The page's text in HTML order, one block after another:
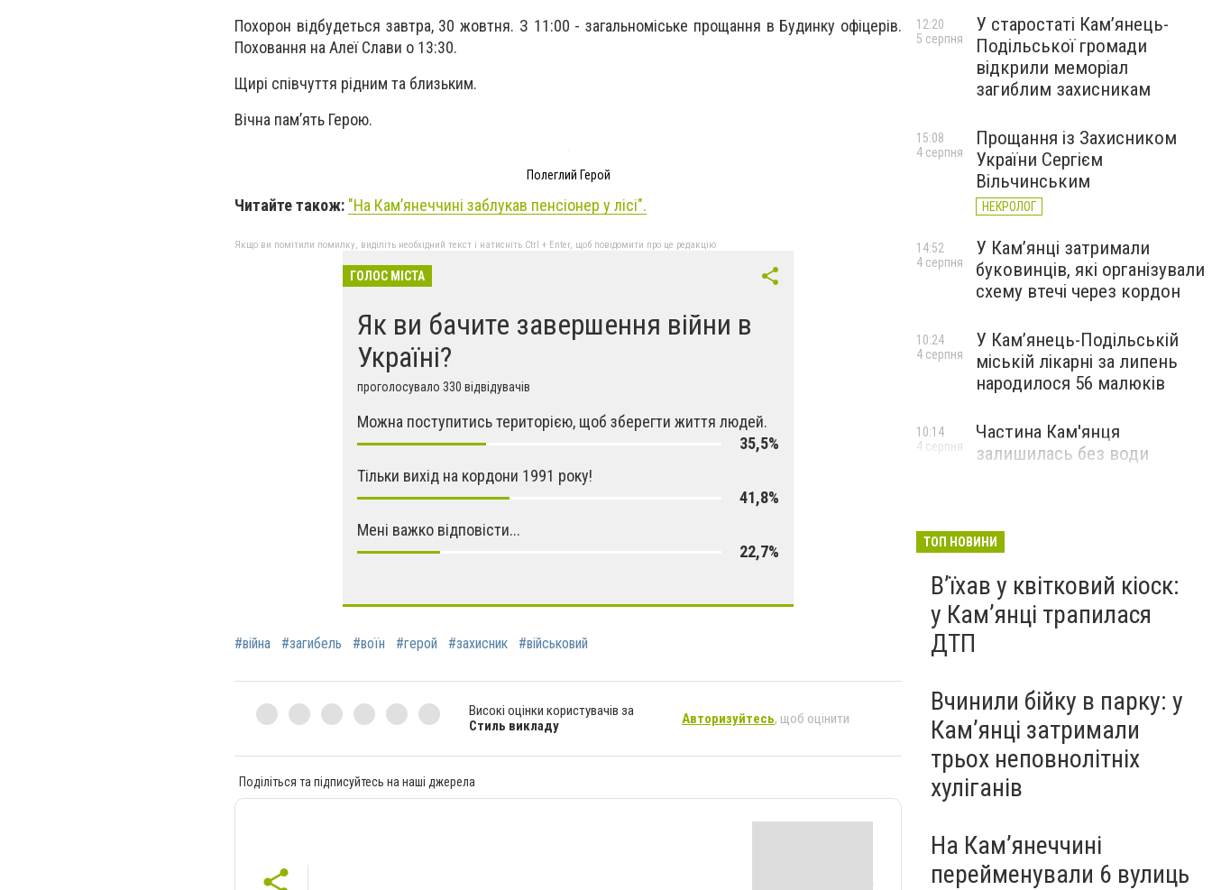
Похорон відбудеться завтра, 30 жовтня. З 11:00 - загальноміське прощання в Будинку офіцерів.
Поховання на Алеї Слави о 13:30.
Щирі співчуття рідним та близьким.
Вічна пам’ять Герою.
Полеглий Герой
Читайте також: "На Камʼянеччині заблукав пенсіонер у лісі".
Якщо ви помітили помилку, виділіть необхідний текст і натисніть Ctrl + Enter, щоб повідомити про це редакцію
ГОЛОС МІСТА
Як ви бачите завершення війни в
Україні?
проголосувало 330 відвідувачів
Можна поступитись територією, щоб зберегти життя людей.
35,5%
Тільки вихід на кордони 1991 року!
41,8%
Мені важко відповісти...
22,7%
#війна #загибель #воїн #герой #захисник #військовий
Високі оцінки користувачів за
Стиль викладу
Авторизуйтесь, щоб оцінити
Поділіться та підписуйтесь на наші джерела
У старостаті Кам’янець-
Подільської громади
відкрили меморіал
загиблим захисникам
12:20
5 серпня
Прощання із Захисником
України Сергієм
Вільчинським
НЕКРОЛОГ
15:08
4 серпня
У Кам’янці затримали
буковинців, які організували
схему втечі через кордон
14:52
4 серпня
У Кам’янець-Подільській
міській лікарні за липень
народилося 56 малюків
10:24
4 серпня
Частина Кам'янця
залишилась без води
10:14
4 серпня
ТОП НОВИНИ
Вʼїхав у квітковий кіоск:
у Камʼянці трапилася
ДТП
Вчинили бійку в парку: у
Кам’янці затримали
трьох неповнолітніх
хуліганів
На Камʼянеччині
перейменували 6 вулиць